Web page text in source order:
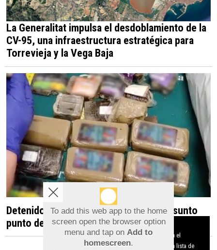
La Generalitat impulsa el desdoblamiento de la
CV-95, una infraestructura estratégica para
Torrevieja y la Vega Baja
Detenido en Albatera por dirigir un presunto
punto de venta de droga desde una vivienda
To add this web app to the home
screen open the browser option
menu and tap on Add to
homescreen.
Aviso sobre el Uso de cookies:
Utilizamos cookies nuestras y de terceros para el
funcionamiento del digital. Puedes consultar la lista de